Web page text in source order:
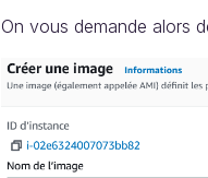
On vous demande alors